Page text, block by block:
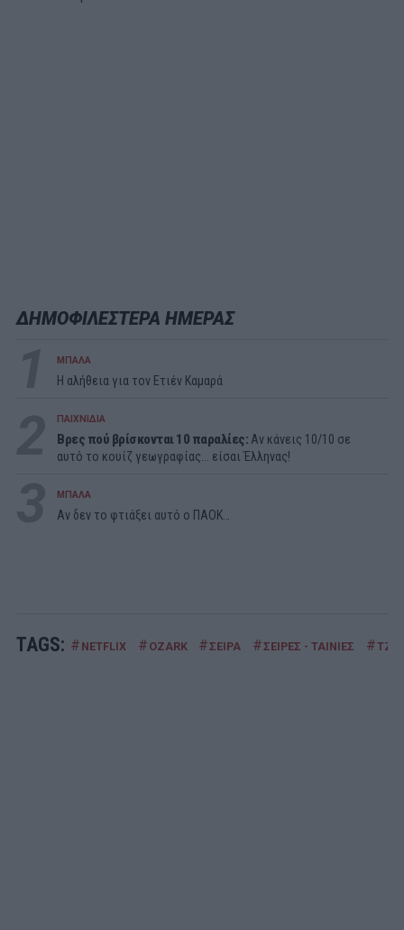
ΔΗΜΟΦΙΛΕΣΤΕΡΑ ΗΜΕΡΑΣ
ΜΠΑΛΑ
Η αλήθεια για τον Ετιέν Καμαρά
ΠΑΙΧΝΙΔΙΑ
Βρες πού βρίσκονται 10 παραλίες: Αν κάνεις 10/10 σε
αυτό το κουίζ γεωγραφίας... είσαι Έλληνας!
ΜΠΑΛΑ
Αν δεν το φτιάξει αυτό ο ΠΑΟΚ…
TAGS: # NETFLIX # OZARK #ΣΕΙΡΑ #ΣΕΙΡΕΣ - ΤΑΙΝΙΕΣ #